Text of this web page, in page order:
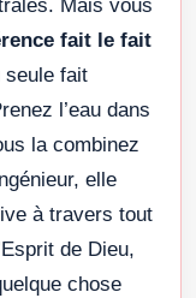
Mais vous
fait le fait
seule fait
l’eau dans
la combinez
elle
à travers tout
de Dieu,
chose